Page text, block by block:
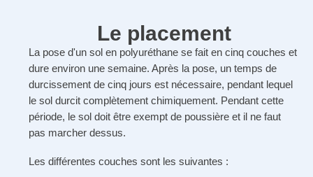
Le placement
La pose d'un sol en polyuréthane se fait en cinq couches et
dure environ une semaine. Après la pose, un temps de
durcissement de cinq jours est nécessaire, pendant lequel
le sol durcit complètement chimiquement. Pendant cette
période, le sol doit être exempt de poussière et il ne faut
pas marcher dessus.
Les différentes couches sont les suivantes :